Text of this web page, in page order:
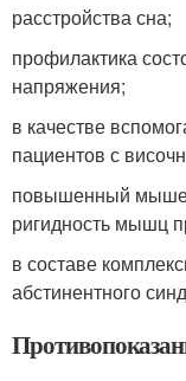
расстройства сна;
профилактика
напряжения;
в качестве
пациентов с
повышенный
ригидность мышц
в составе
абстинентного